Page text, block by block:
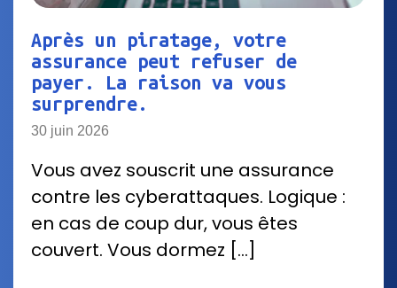
Après un piratage, votre
assurance peut refuser de
payer. La raison va vous
surprendre.
30 juin 2026
Vous avez souscrit une assurance
contre les cyberattaques. Logique :
en cas de coup dur, vous êtes
couvert. Vous dormez […]